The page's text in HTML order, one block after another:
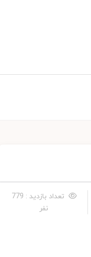
تعداد بازدید : 779
نفر